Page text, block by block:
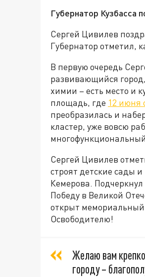
Губернатор Кузбасса
Сергей Цивилев
Губернатор отметил,
В первую очередь
развивающийся
химии – есть место и
площадь, где 12 июня
преобразилась и
кластер, уже вовсю
Сергей Цивилев
строят детские сады
Кемерова.
Победу в Великой
открыт мемориальный
Освободителю!
Желаю вам
городу –